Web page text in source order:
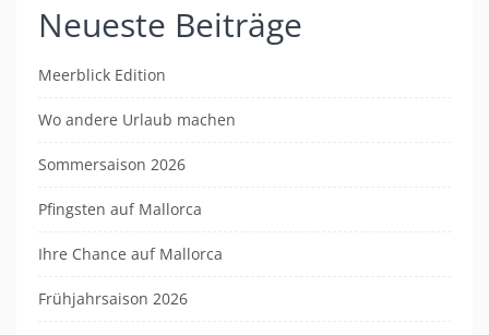
Neueste Beiträge
Meerblick Edition
Wo andere Urlaub machen
Sommersaison 2026
Pfingsten auf Mallorca
Ihre Chance auf Mallorca
Frühjahrsaison 2026